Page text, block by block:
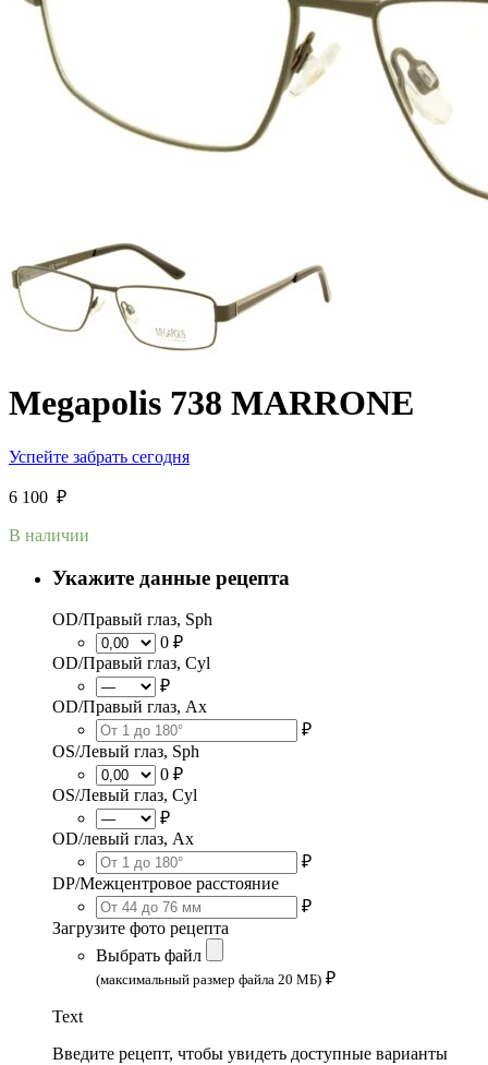
Megapolis 738 MARRONE
Успейте забрать сегодня
6 100 ₽
В наличии
Укажите данные рецепта
OD/Правый глаз, Sph
0 ₽
OD/Правый глаз, Cyl
₽
OD/Правый глаз, Ax
₽
OS/Левый глаз, Sph
0 ₽
OS/Левый глаз, Cyl
₽
OD/левый глаз, Ax
₽
DP/Межцентровое расстояние
₽
Загрузите фото рецепта
Выбрать файл
(максимальный размер файла 20 МБ) ₽
Text
Введите рецепт, чтобы увидеть доступные варианты